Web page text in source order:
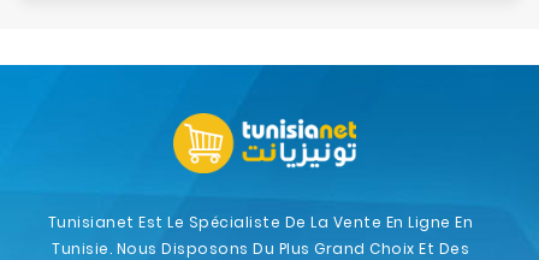
Tunisianet Est Le Spécialiste De La Vente En Ligne En
Tunisie. Nous Disposons Du Plus Grand Choix Et Des